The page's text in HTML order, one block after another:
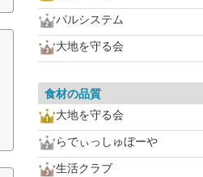
パルシステム
大地を守る会
食材の品質
大地を守る会
らでぃっしゅぼーや
生活クラブ